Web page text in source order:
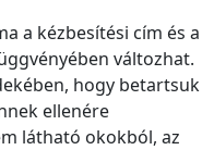
a kézbesítési cím és a
változhat.
hogy betartsuk
ellenére
látható okokból, az